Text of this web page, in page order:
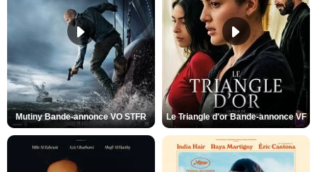
Mutiny Bande-annonce VO STFR Le Triangle d'or Bande-annonce VF